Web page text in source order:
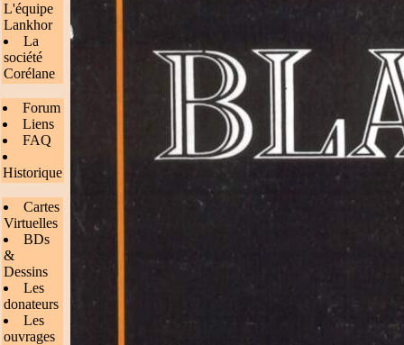
L'équipe
Lankhor
La
société
Corélane
Forum
Liens
FAQ
Historique
Cartes
Virtuelles
BDs
&
Dessins
Les
donateurs
Les
ouvrages